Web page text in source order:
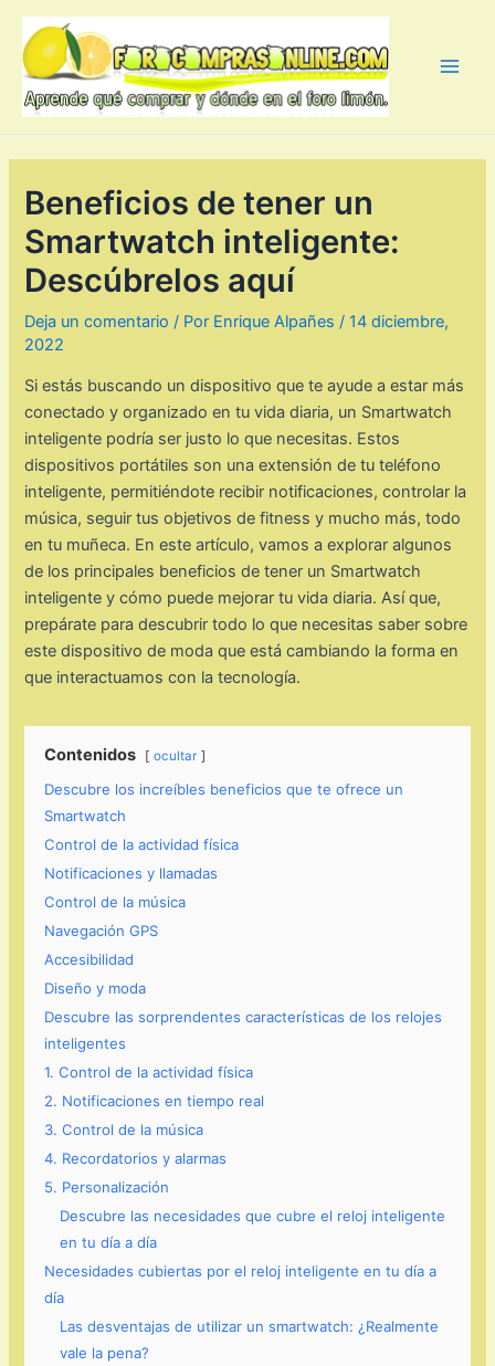
contenido
Beneficios de tener un
Smartwatch inteligente:
Descúbrelos aquí
Deja un comentario / Por Enrique Alpañes /14 diciembre,
2022
Si estás buscando un dispositivo que te ayude a estar más
conectado y organizado en tu vida diaria, un Smartwatch
inteligente podría ser justo lo que necesitas. Estos
dispositivos portátiles son una extensión de tu teléfono
inteligente, permitiéndote recibir notificaciones, controlar la
música, seguir tus objetivos de fitness y mucho más, todo
en tu muñeca. En este artículo, vamos a explorar algunos
de los principales beneficios de tener un Smartwatch
inteligente y cómo puede mejorar tu vida diaria. Así que,
prepárate para descubrir todo lo que necesitas saber sobre
este dispositivo de moda que está cambiando la forma en
que interactuamos con la tecnología.
Contenidos ocultar
Descubre los increíbles beneficios que te ofrece un
Smartwatch
Control de la actividad física
Notificaciones y llamadas
Control de la música
Navegación GPS
Accesibilidad
Diseño y moda
Descubre las sorprendentes características de los relojes
inteligentes
1. Control de la actividad física
2. Notificaciones en tiempo real
3. Control de la música
4. Recordatorios y alarmas
5. Personalización
Descubre las necesidades que cubre el reloj inteligente
en tu día a día
Necesidades cubiertas por el reloj inteligente en tu día a
día
Las desventajas de utilizar un smartwatch: ¿Realmente
vale la pena?